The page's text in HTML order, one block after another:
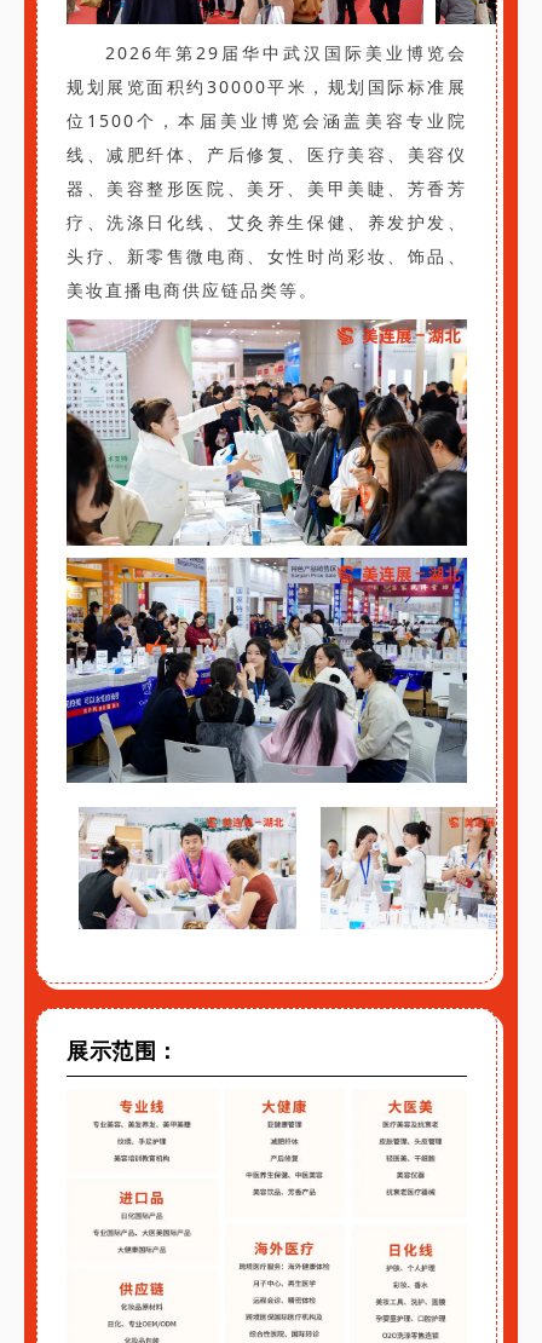
2026年第29届华中武汉国际美业博览会
规划展览面积约30000平米，规划国际标准展
位1500个，本届美业博览会涵盖美容专业院
线、减肥纤体、产后修复、医疗美容、美容仪
器、美容整形医院、美牙、美甲美睫、芳香芳
疗、洗涤日化线、艾灸养生保健、养发护发、
头疗、新零售微电商、女性时尚彩妆、饰品、
美妆直播电商供应链品类等。
展示范围：